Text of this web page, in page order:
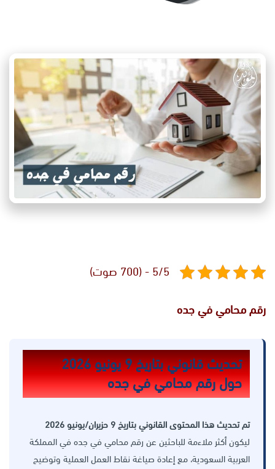
5/5 - (700 صوت)
رقم محامي في جده
تحديث قانوني بتاريخ 9 يونيو 2026
حول رقم محامي في جده
تم تحديث هذا المحتوى القانوني بتاريخ 9 حزيران/يونيو 2026
ليكون أكثر ملاءمة للباحثين عن رقم محامي في جده في المملكة
العربية السعودية، مع إعادة صياغة نقاط العمل العملية وتوضيح